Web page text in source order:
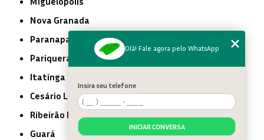
Nova Granada
Paranapanema
Pariquera-Açu
Itatinga
Cesário Lange
Ribeirão Branco
Guará
Olá! Fale agora pelo WhatsApp
Insira seu telefone
INICIAR CONVERSA